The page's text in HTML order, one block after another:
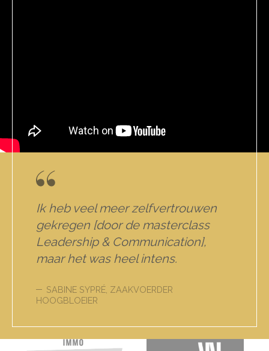
Ik heb veel meer zelfvertrouwen
gekregen [door de masterclass
Leadership & Communication],
maar het was heel intens.
SABINE SYPRÉ, ZAAKVOERDER
HOOGBLOEIER